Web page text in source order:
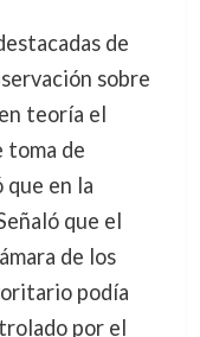
de
sobre
teoría el
toma de
en la
que el
de los
podía
por el